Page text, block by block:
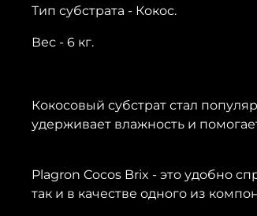
Тип субстрата - Кокос.
Вес - 6 кг.
Кокосовый субстрат стал
удерживает влажность и
Plagron Cocos Brix - это удобно
так и в качестве одного из